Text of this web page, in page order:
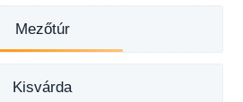
Mezőtúr
Kisvárda